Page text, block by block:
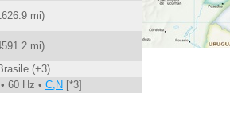
mi)
mi)
(+3)
60 Hz • C,N [*3]